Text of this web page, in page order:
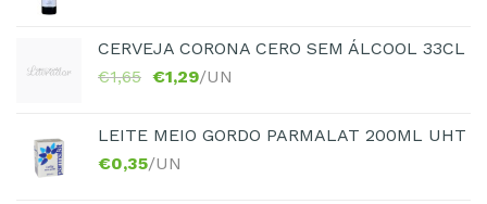
CERVEJA CORONA CERO SEM ÁLCOOL 33CL
€1,65 €1,29/UN
LEITE MEIO GORDO PARMALAT 200ML UHT
€0,35/UN